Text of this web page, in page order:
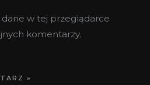
w tej przeglądarce
komentarzy.